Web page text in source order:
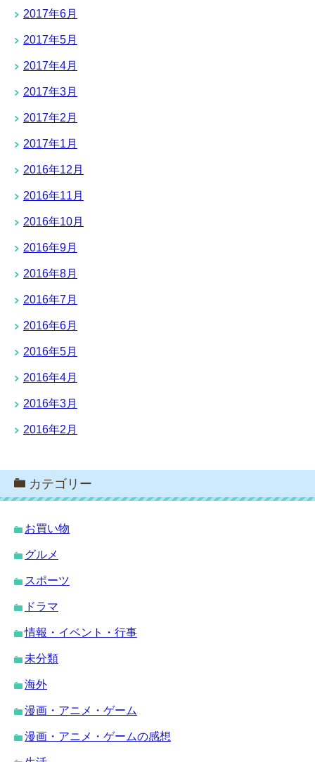
2017年6月
2017年5月
2017年4月
2017年3月
2017年2月
2017年1月
2016年12月
2016年11月
2016年10月
2016年9月
2016年8月
2016年7月
2016年6月
2016年5月
2016年4月
2016年3月
2016年2月
カテゴリー
お買い物
グルメ
スポーツ
ドラマ
情報・イベント・行事
未分類
海外
漫画・アニメ・ゲーム
漫画・アニメ・ゲームの感想